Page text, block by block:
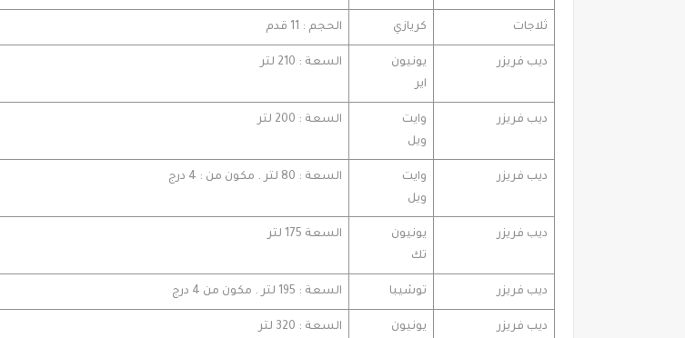
ثلاجات كريازي الحجم : 11 قدم
ديب فريزر
يونيون
اير
السعة : 210 لتر
ديب فريزر
وايت
ويل
السعة : 200 لتر
ديب فريزر
وايت
ويل
السعة : 80 لتر . مكون من : 4 درج
ديب فريزر
يونيون
تك
السعة 175 لتر
ديب فريزر توشيبا السعة : 195 لتر . مكون من 4 درج
ديب فريزر يونيون السعة : 320 لتر